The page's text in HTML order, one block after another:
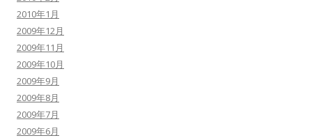
2010年1月
2009年12月
2009年11月
2009年10月
2009年9月
2009年8月
2009年7月
2009年6月